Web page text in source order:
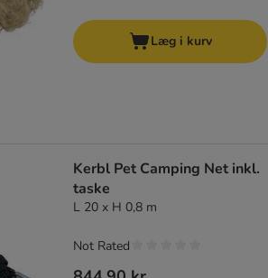
Læg i kurv
Kerbl Pet Camping Net inkl.
taske
L 20 x H 0,8 m
Not Rated